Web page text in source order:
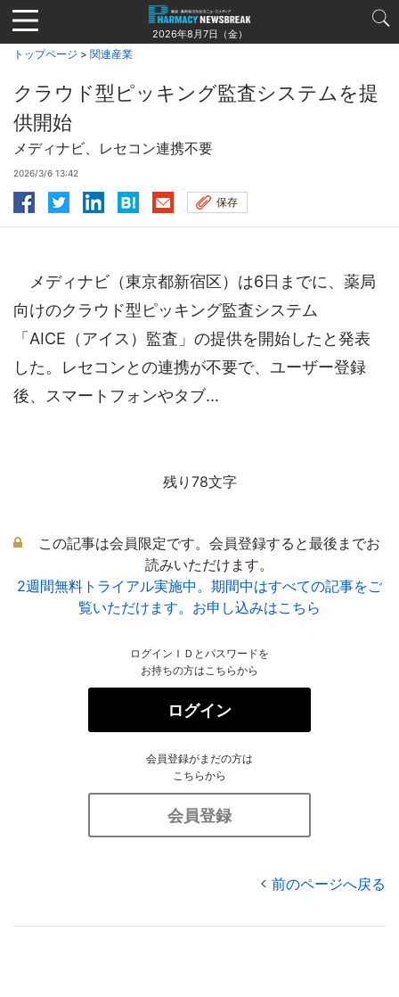
Jump
to
navigation
2026年8月7日（金）
トップページ > 関連産業
クラウド型ピッキング監査システムを提
供開始
メディナビ、レセコン連携不要
2026/3/6 13:42
保存
メディナビ（東京都新宿区）は6日までに、薬局
向けのクラウド型ピッキング監査システム
「AICE（アイス）監査」の提供を開始したと発表
した。レセコンとの連携が不要で、ユーザー登録
後、スマートフォンやタブ...
残り78文字
この記事は会員限定です。会員登録すると最後までお
読みいただけます。
2週間無料トライアル実施中。期間中はすべての記事をご
覧いただけます。お申し込みはこちら
ログインＩＤとパスワードを
お持ちの方はこちらから
ログイン
会員登録がまだの方は
こちらから
会員登録
前のページへ戻る